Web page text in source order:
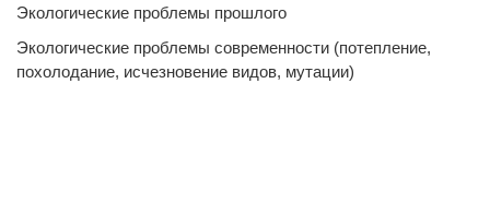
Экологические проблемы прошлого
Экологические проблемы современности (потепление,
похолодание, исчезновение видов, мутации)